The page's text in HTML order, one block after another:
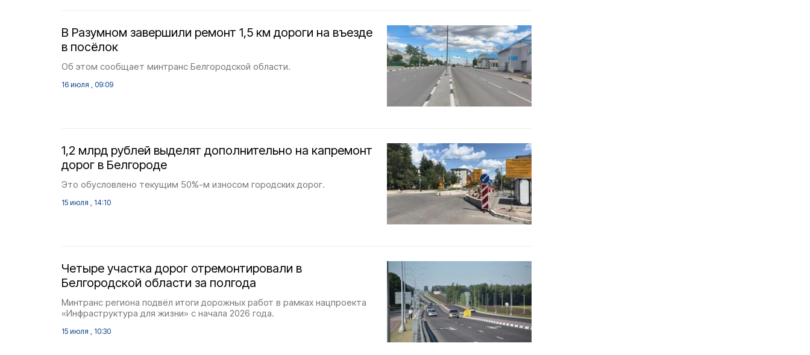
В Разумном завершили ремонт 1,5 км дороги на въезде
в посёлок
Об этом сообщает минтранс Белгородской области.
16 июля , 09:09
1,2 млрд рублей выделят дополнительно на капремонт
дорог в Белгороде
Это обусловлено текущим 50%-м износом городских дорог.
15 июля , 14:10
Четыре участка дорог отремонтировали в
Белгородской области за полгода
Минтранс региона подвёл итоги дорожных работ в рамках нацпроекта
«Инфраструктура для жизни» с начала 2026 года.
15 июля , 10:30